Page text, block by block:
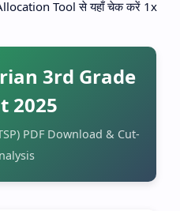
Tool से यहाँ चेक करें 1x
3rd Grade
2025
PDF Download & Cut-